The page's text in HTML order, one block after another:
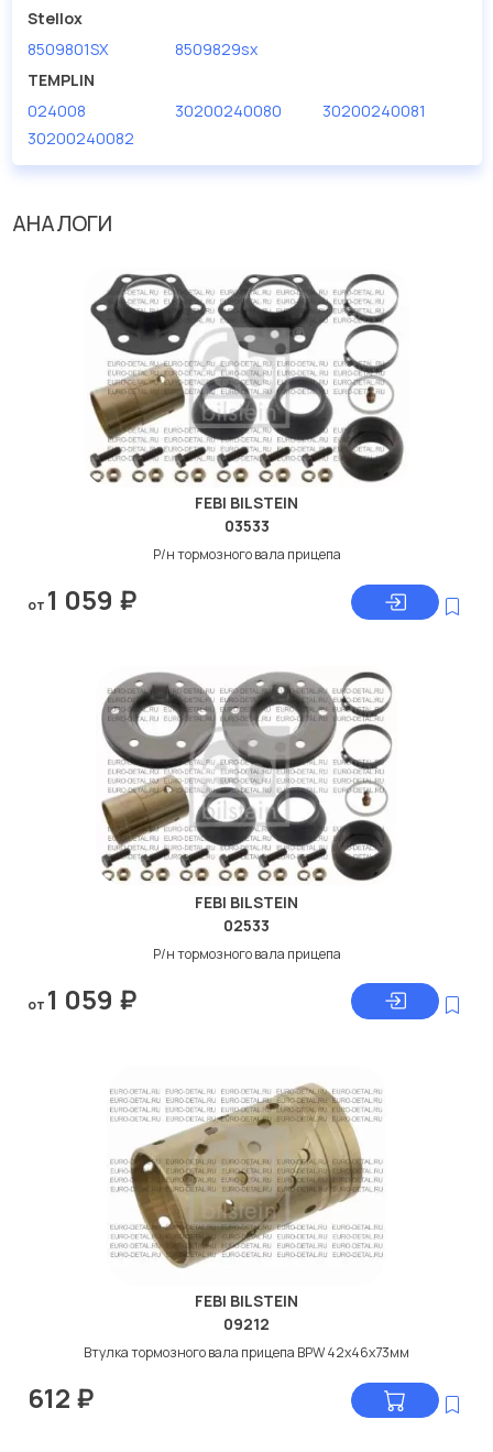
Stellox
8509801SX
8509829sx
TEMPLIN
024008
30200240080
30200240081
30200240082
АНАЛОГИ
FEBI BILSTEIN
03533
Р/н тормозного вала прицепа
от 1 059 ₽
FEBI BILSTEIN
02533
Р/н тормозного вала прицепа
от 1 059 ₽
FEBI BILSTEIN
09212
Втулка тормозного вала прицепа BPW 42x46x73мм
612 ₽